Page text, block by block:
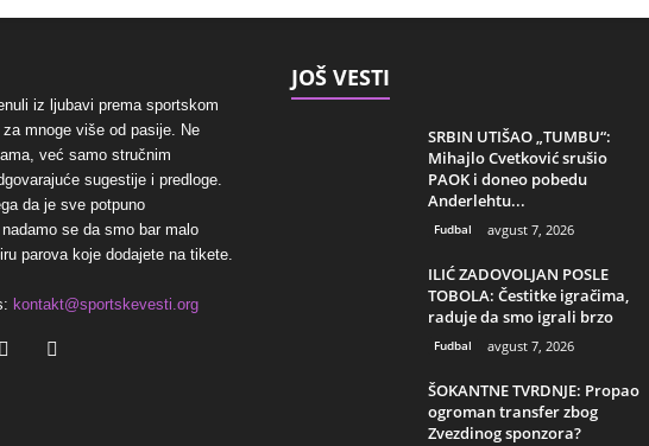
iz ljubavi prema sportskom
mnoge više od pasije. Ne
već samo stručnim
sugestije i predloge.
da je sve potpuno
se da smo bar malo
parova koje dodajete na tikete.
kontakt@sportskevesti.org
JOŠ VESTI
SRBIN UTIŠAO „TUMBU“:
Mihajlo Cvetković srušio
PAOK i doneo pobedu
Anderlehtu...
Fudbal avgust 7, 2026
ILIĆ ZADOVOLJAN POSLE
TOBOLA: Čestitke igračima,
raduje da smo igrali brzo
Fudbal avgust 7, 2026
ŠOKANTNE TVRDNJE: Propao
ogroman transfer zbog
Zvezdinog sponzora?